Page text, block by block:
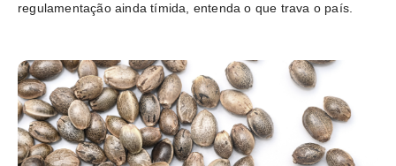
regulamentação ainda tímida, entenda o que trava o país.